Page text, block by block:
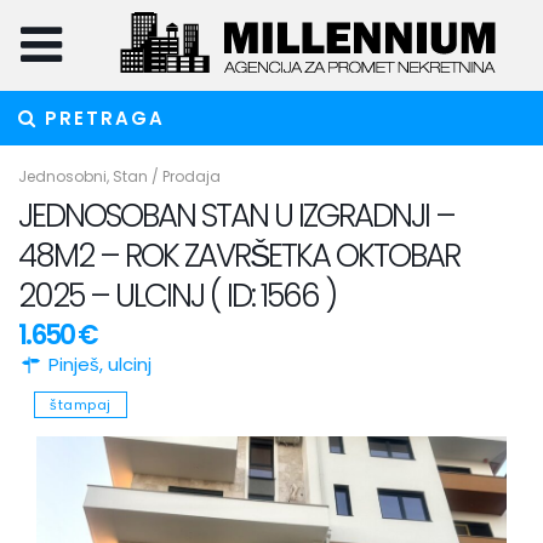
PRETRAGA
Jednosobni, Stan / Prodaja
JEDNOSOBAN STAN U IZGRADNJI –
48M2 – ROK ZAVRŠETKA OKTOBAR
2025 – ULCINJ ( ID: 1566 )
1.650 €
Pinješ,ulcinj
štampaj